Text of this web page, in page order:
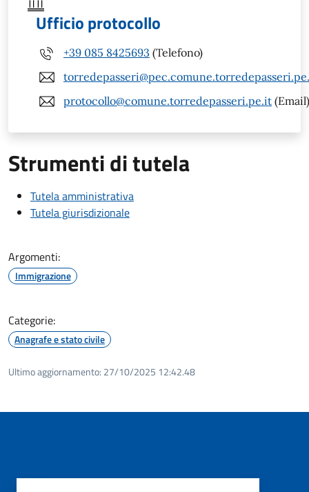
Ufficio protocollo
+39 085 8425693 (Telefono)
protocollo@comune.torredepasseri.pe.it (Email)
Strumenti di tutela
Tutela amministrativa
Tutela giurisdizionale
Argomenti:
Immigrazione
Categorie:
Anagrafe e stato civile
Ultimo aggiornamento: 27/10/2025 12:42.48